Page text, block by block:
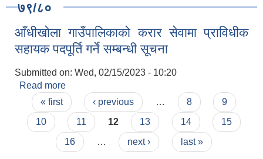
७९/८०
आँधीखोला गाउँपालिकाको करार सेवामा प्राविधीक
सहायक पदपूर्ति गर्ने सम्बन्धी सूचना
Submitted on: Wed, 02/15/2023 - 10:20
Read more
सहायक पदपूर्ति गर्ने सम्बन्धी सूचना
Pages
« first ‹ previous … 8
9
10
11 12 13 14
15
16
… next › last »